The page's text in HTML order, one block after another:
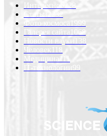
Интересно
Статьи
Фото космоса
1999
Галерея сайта 1068
Новости науки
Человек
Медицина
IT-технологии99